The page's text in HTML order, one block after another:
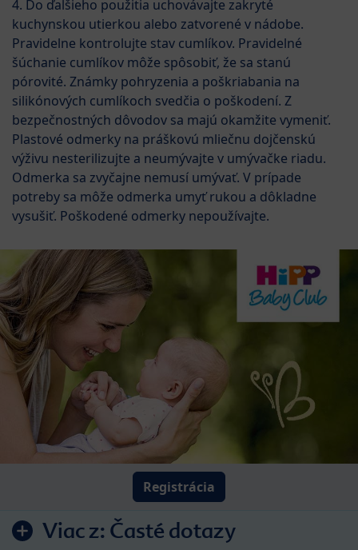
4. Do ďalšieho použitia uchovávajte zakryté
kuchynskou utierkou alebo zatvorené v nádobe.
Pravidelne kontrolujte stav cumlíkov. Pravidelné
šúchanie cumlíkov môže spôsobiť, že sa stanú
pórovité. Známky pohryzenia a poškriabania na
silikónových cumlíkoch svedčia o poškodení. Z
bezpečnostných dôvodov sa majú okamžite vymeniť.
Plastové odmerky na práškovú mliečnu dojčenskú
výživu nesterilizujte a neumývajte v umývačke riadu.
Odmerka sa zvyčajne nemusí umývať. V prípade
potreby sa môže odmerka umyť rukou a dôkladne
vysušiť. Poškodené odmerky nepoužívajte.
Registrácia
Viac z: Časté dotazy